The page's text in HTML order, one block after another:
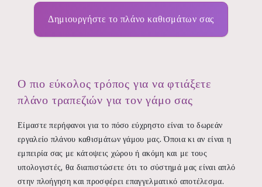
Δημιουργήστε το πλάνο καθισμάτων σας
Ο πιο εύκολος τρόπος για να φτιάξετε
πλάνο τραπεζιών για τον γάμο σας
Είμαστε περήφανοι για το πόσο εύχρηστο είναι το δωρεάν
εργαλείο πλάνου καθισμάτων γάμου μας. Όποια κι αν είναι η
εμπειρία σας με κάτοψεις χώρου ή ακόμη και με τους
υπολογιστές, θα διαπιστώσετε ότι το σύστημά μας είναι απλό
στην πλοήγηση και προσφέρει επαγγελματικό αποτέλεσμα.